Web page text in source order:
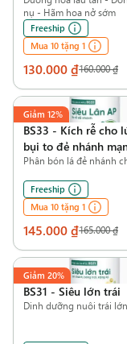
nụ - Hãm hoa nở sớm
Freeship
Mua 10 tặng 1
130.000 ₫160.000 ₫
Giảm 12%
BS33 - Kích rễ cho
bụi to đẻ nhánh
Phân bón lá đẻ nhánh
Freeship
Mua 10 tặng 1
145.000 ₫165.000 ₫
Giảm 20%
BS31 - Siêu lớn trái
Dinh dưỡng nuôi trái